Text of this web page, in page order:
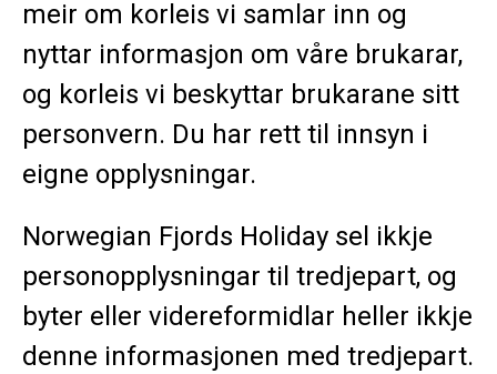
meir om korleis vi samlar inn og
nyttar informasjon om våre brukarar,
og korleis vi beskyttar brukarane sitt
personvern. Du har rett til innsyn i
eigne opplysningar.
Norwegian Fjords Holiday sel ikkje
personopplysningar til tredjepart, og
byter eller videreformidlar heller ikkje
denne informasjonen med tredjepart.